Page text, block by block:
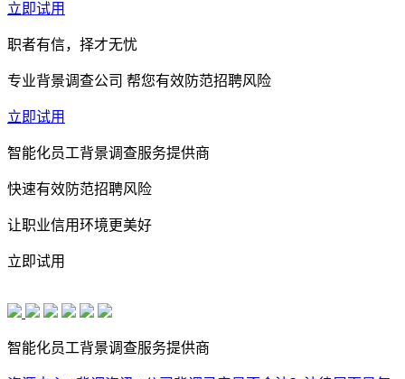
立即试用
职者有信，择才无忧
专业背景调查公司 帮您有效防范招聘风险
立即试用
智能化员工背景调查服务提供商
快速有效防范招聘风险
让职业信用环境更美好
立即试用
智能化员工背景调查服务提供商